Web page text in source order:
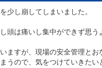
少し崩してしまいました。
頭は痛いし集中ができず思う
ますが、現場の安全管理と
うので、気をつけていきたい